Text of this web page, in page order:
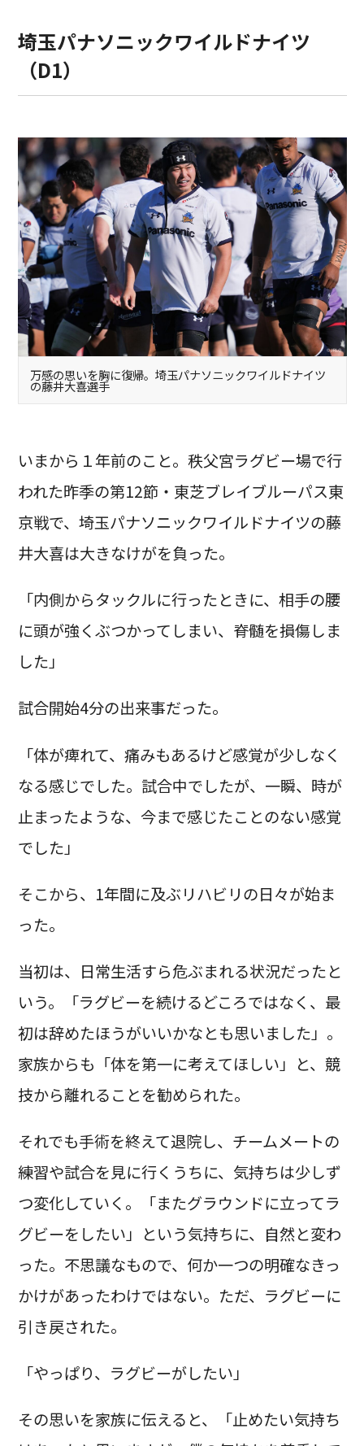
埼玉パナソニックワイルドナイツ
（D1）
万感の思いを胸に復帰。埼玉パナソニックワイルドナイツ
の藤井大喜選手
いまから１年前のこと。秩父宮ラグビー場で行
われた昨季の第12節・東芝ブレイブルーパス東
京戦で、埼玉パナソニックワイルドナイツの藤
井大喜は大きなけがを負った。
「内側からタックルに行ったときに、相手の腰
に頭が強くぶつかってしまい、脊髄を損傷しま
した」
試合開始4分の出来事だった。
「体が痺れて、痛みもあるけど感覚が少しなく
なる感じでした。試合中でしたが、一瞬、時が
止まったような、今まで感じたことのない感覚
でした」
そこから、1年間に及ぶリハビリの日々が始ま
った。
当初は、日常生活すら危ぶまれる状況だったと
いう。「ラグビーを続けるどころではなく、最
初は辞めたほうがいいかなとも思いました」。
家族からも「体を第一に考えてほしい」と、競
技から離れることを勧められた。
それでも手術を終えて退院し、チームメートの
練習や試合を見に行くうちに、気持ちは少しず
つ変化していく。「またグラウンドに立ってラ
グビーをしたい」という気持ちに、自然と変わ
った。不思議なもので、何か一つの明確なきっ
かけがあったわけではない。ただ、ラグビーに
引き戻された。
「やっぱり、ラグビーがしたい」
その思いを家族に伝えると、「止めたい気持ち